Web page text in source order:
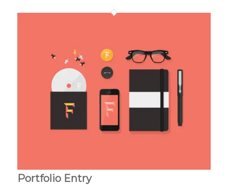
Portfolio Entry